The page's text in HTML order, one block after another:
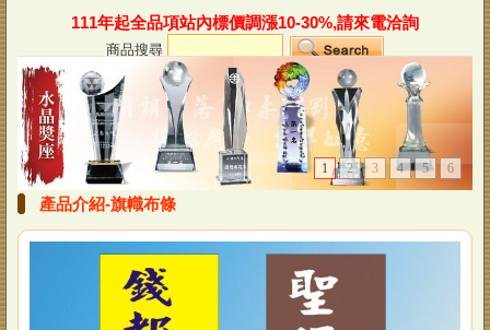
111年起全品項站內標價調漲10-30%,請來電洽詢
商品搜尋
1 2 3 4 5 6
產品介紹-旗幟布條